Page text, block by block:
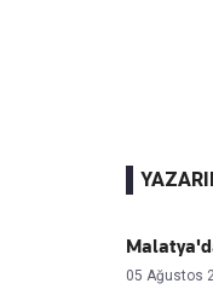
05 Ağustos